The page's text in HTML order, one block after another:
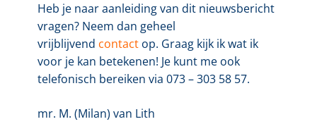
Heb je naar aanleiding van dit nieuwsbericht
vragen? Neem dan geheel
vrijblijvend contactop. Graag kijk ik wat ik
voor je kan betekenen! Je kunt me ook
telefonisch bereiken via 073 – 303 58 57.
mr. M. (Milan) van Lith